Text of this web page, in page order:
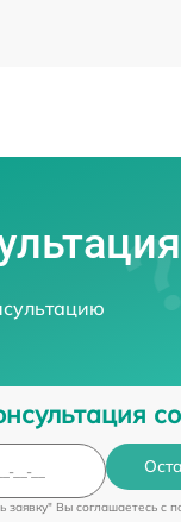
заявку" Вы соглашаетесь c